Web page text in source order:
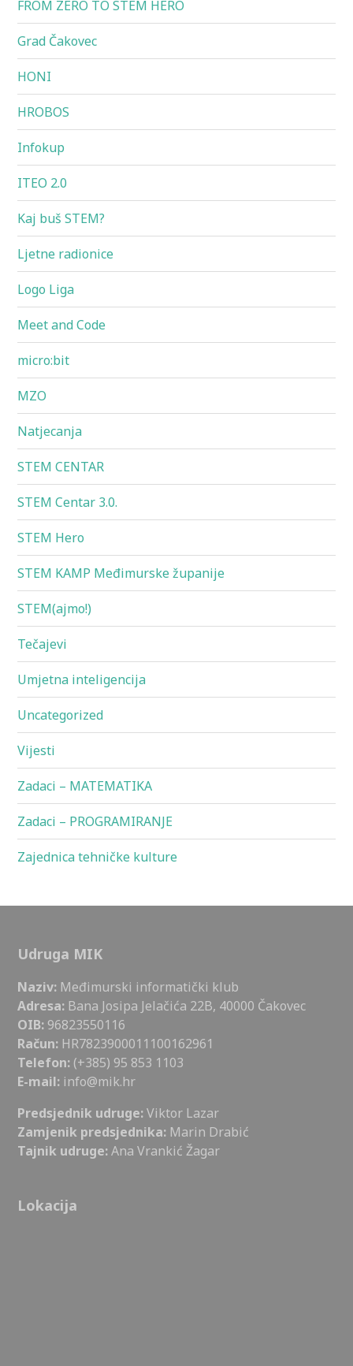
FROM ZERO TO STEM HERO
Grad Čakovec
HONI
HROBOS
Infokup
ITEO 2.0
Kaj buš STEM?
Ljetne radionice
Logo Liga
Meet and Code
micro:bit
MZO
Natjecanja
STEM CENTAR
STEM Centar 3.0.
STEM Hero
STEM KAMP Međimurske županije
STEM(ajmo!)
Tečajevi
Umjetna inteligencija
Uncategorized
Vijesti
Zadaci – MATEMATIKA
Zadaci – PROGRAMIRANJE
Zajednica tehničke kulture
Udruga MIK
Naziv: Međimurski informatički klub
Adresa: Bana Josipa Jelačića 22B, 40000 Čakovec
OIB: 96823550116
Račun: HR7823900011100162961
Telefon: (+385) 95 853 1103
E-mail: info@mik.hr
Predsjednik udruge:Viktor Lazar
Zamjenik predsjednika: Marin Drabić
Tajnik udruge:Ana Vrankić Žagar
Lokacija